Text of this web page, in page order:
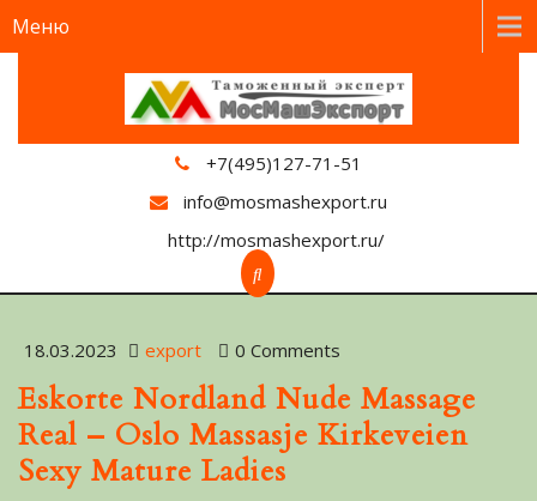
Меню
+7(495)127-71-51
info@mosmashexport.ru
http://mosmashexport.ru/
18.03.2023 export 0 Comments
Eskorte Nordland Nude Massage
Real – Oslo Massasje Kirkeveien
Sexy Mature Ladies